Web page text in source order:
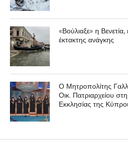
«Βούλιαξε» η
έκτακτης ανάγκης
Ο Μητροπολίτης
Οικ. Πατριαρχείου
Εκκλησίας της